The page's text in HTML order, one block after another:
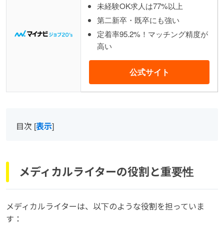
未経験OK求人は77%以上
第二新卒・既卒にも強い
定着率95.2%！マッチング精度が
高い
公式サイト
目次 [表示]
メディカルライターの役割と重要性
メディカルライターは、以下のような役割を担っていま
す：